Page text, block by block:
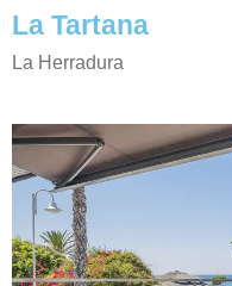
La Tartana
La Herradura